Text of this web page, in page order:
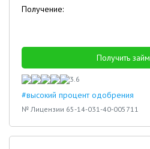
Получение:
Получить займ
3.6
#высокий процент одобрения
№ Лицензии 65-14-031-40-005711